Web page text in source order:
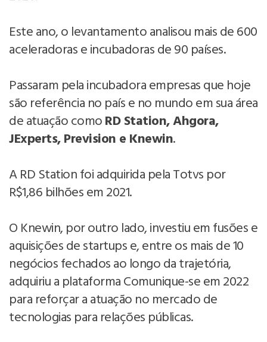
Este ano, o levantamento analisou mais de 600
aceleradoras e incubadoras de 90 países.
Passaram pela incubadora empresas que hoje
são referência no país e no mundo em sua área
de atuação comoRD Station, Ahgora,
JExperts, Prevision e Knewin.
A RD Station foi adquirida pela Totvs por
R$1,86 bilhões em 2021.
O Knewin, por outro lado, investiu em fusões e
aquisições de startups e, entre os mais de 10
negócios fechados ao longo da trajetória,
adquiriu a plataforma Comunique-se em 2022
para reforçar a atuação no mercado de
tecnologias para relações públicas.